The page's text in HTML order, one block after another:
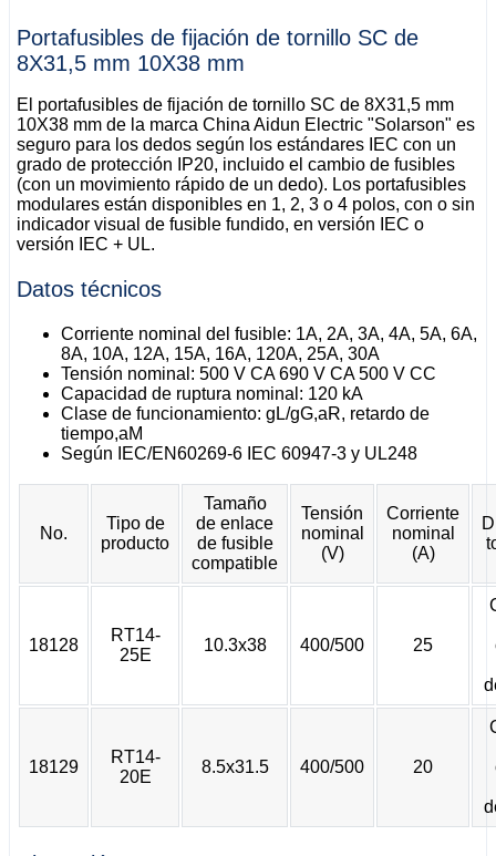
Portafusibles de fijación de tornillo SC de
8X31,5 mm 10X38 mm
El portafusibles de fijación de tornillo SC de 8X31,5 mm
10X38 mm de la marca China Aidun Electric "Solarson" es
seguro para los dedos según los estándares IEC con un
grado de protección IP20, incluido el cambio de fusibles
(con un movimiento rápido de un dedo). Los portafusibles
modulares están disponibles en 1, 2, 3 o 4 polos, con o sin
indicador visual de fusible fundido, en versión IEC o
versión IEC + UL.
Datos técnicos
Corriente nominal del fusible: 1A, 2A, 3A, 4A, 5A, 6A,
8A, 10A, 12A, 15A, 16A, 120A, 25A, 30A
Tensión nominal: 500 V CA 690 V CA 500 V CC
Capacidad de ruptura nominal: 120 kA
Clase de funcionamiento: gL/gG,aR, retardo de
tiempo,aM
Según IEC/EN60269-6 IEC 60947-3 y UL248
No.
Tipo de
producto
Tamaño
de enlace
de fusible
compatible
Tensión
nominal
(V)
Corriente
nominal
(A)
18128
RT14-
25E
10.3x38 400/500 25
18129
RT14-
20E
8.5x31.5 400/500 20